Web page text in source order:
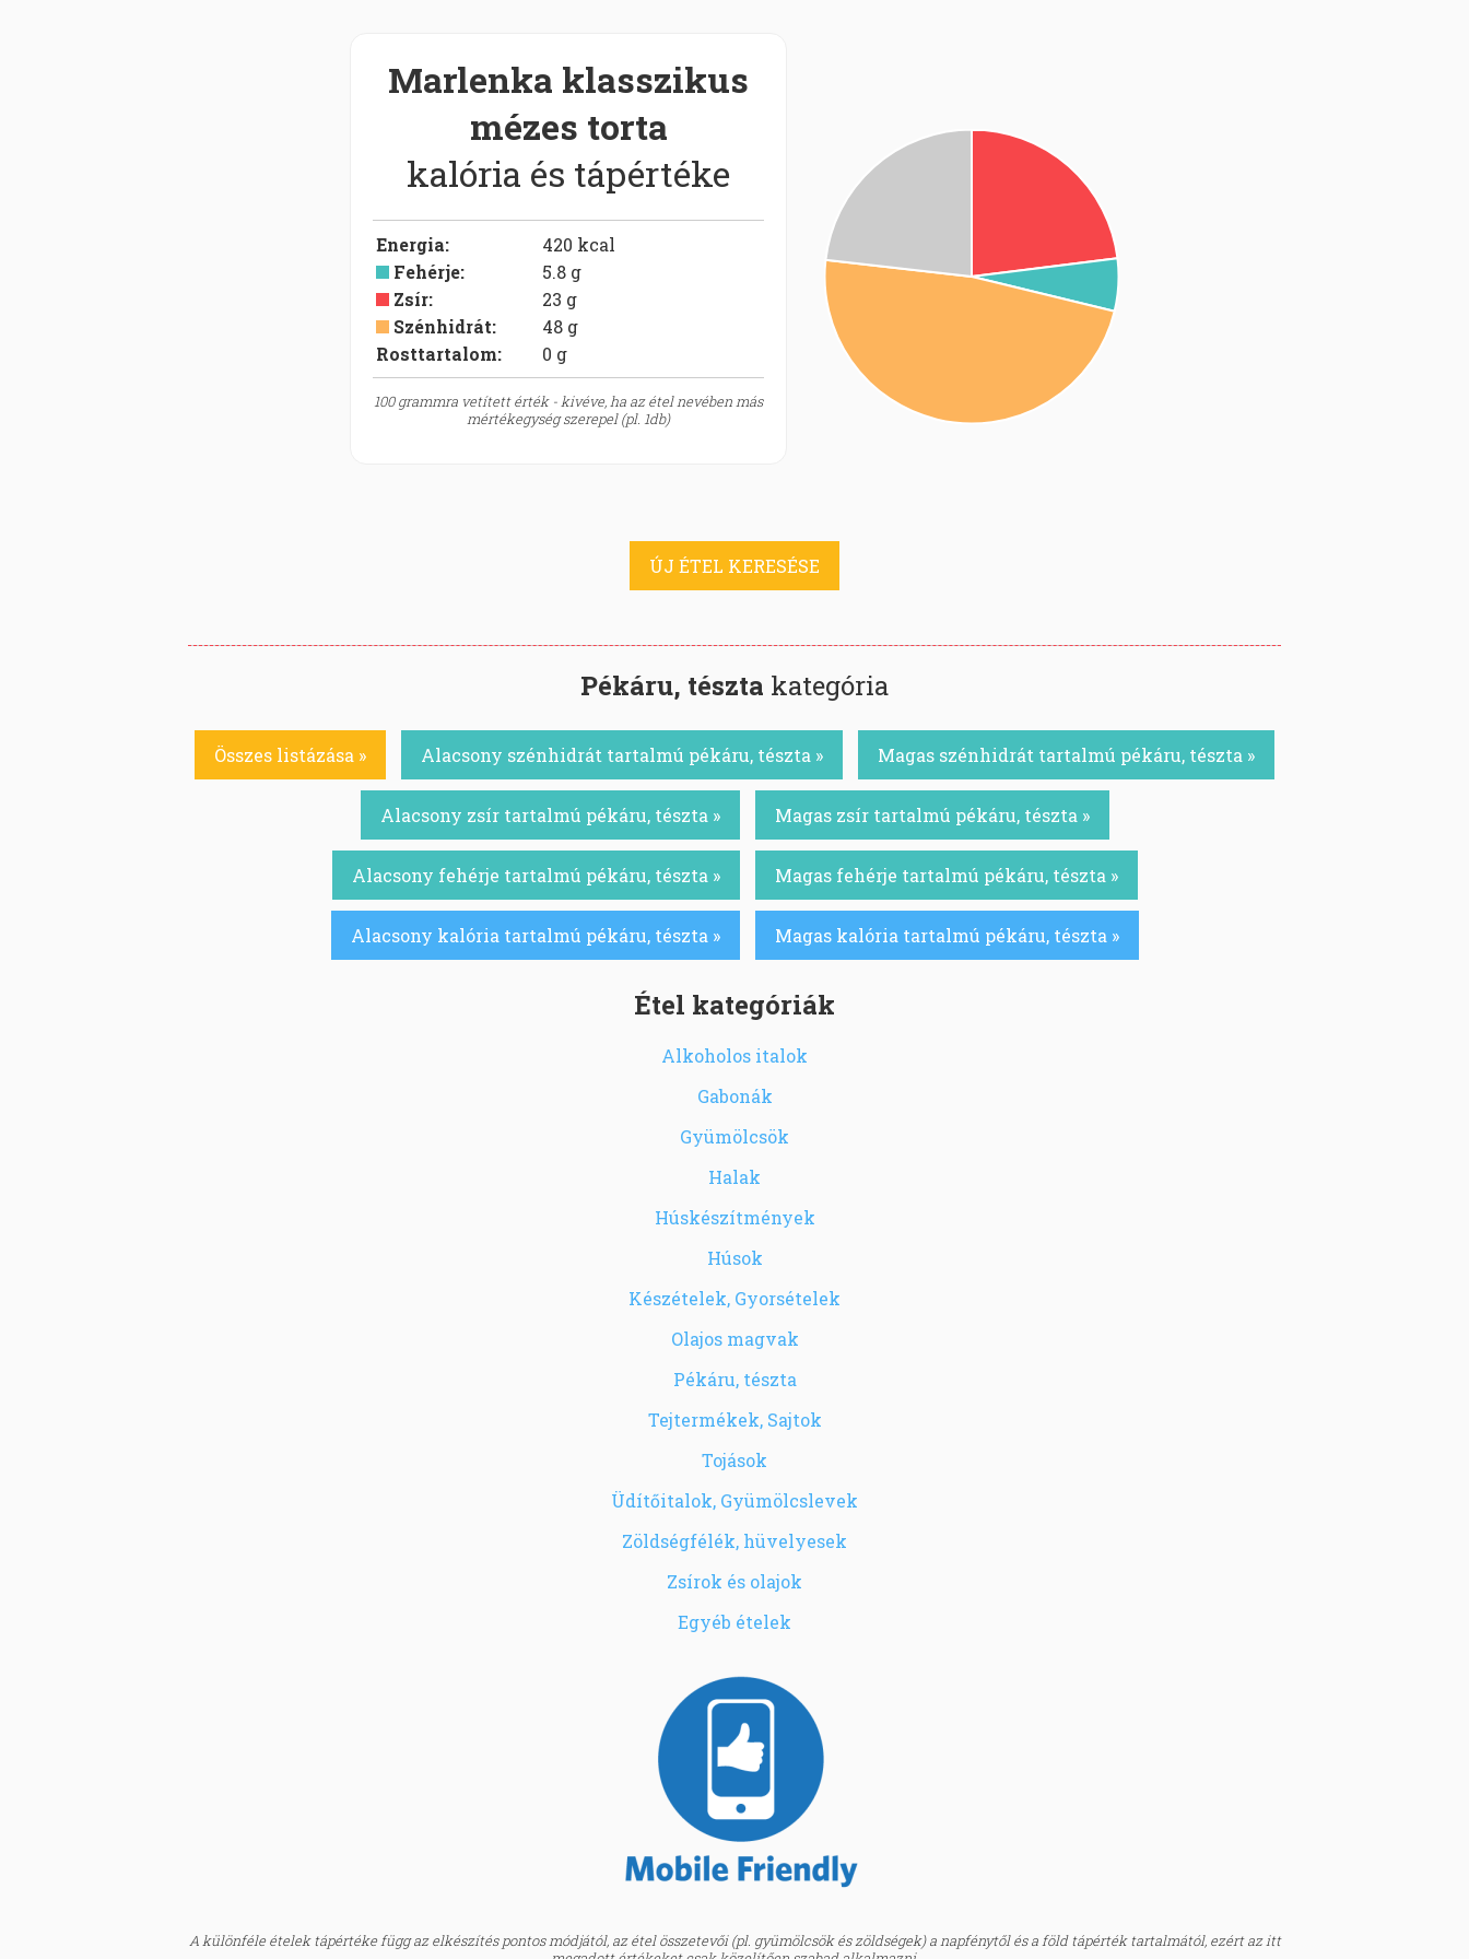
Marlenka klasszikus
mézes torta
kalória és tápértéke
Energia: 420 kcal
Fehérje: 5.8 g
Zsír: 23 g
Szénhidrát: 48 g
Rosttartalom:
0 g
100 grammra vetített érték - kivéve, ha az étel nevében más
mértékegység szerepel (pl. 1db)
ÚJ ÉTEL KERESÉSE
Pékáru, tészta kategória
Összes listázása » Alacsony szénhidrát tartalmú pékáru, tészta » Magas szénhidrát tartalmú pékáru, tészta »
Alacsony zsír tartalmú pékáru, tészta » Magas zsír tartalmú pékáru, tészta »
Alacsony fehérje tartalmú pékáru, tészta » Magas fehérje tartalmú pékáru, tészta »
Alacsony kalória tartalmú pékáru, tészta » Magas kalória tartalmú pékáru, tészta »
Étel kategóriák
Alkoholos italok
Gabonák
Gyümölcsök
Halak
Húskészítmények
Húsok
Készételek, Gyorsételek
Olajos magvak
Pékáru, tészta
Tejtermékek, Sajtok
Tojások
Üdítőitalok, Gyümölcslevek
Zöldségfélék, hüvelyesek
Zsírok és olajok
Egyéb ételek
A különféle ételek tápértéke függ az elkészítés pontos módjától, az étel összetevői (pl. gyümölcsök és zöldségek) a napfénytől és a föld tápérték tartalmától, ezért az itt